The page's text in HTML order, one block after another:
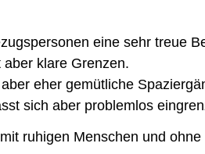
eine sehr treue
klare Grenzen.
eher gemütliche
sich aber problemlos
ruhigen Menschen und ohne